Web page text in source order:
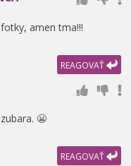
amen tma!!!
REAGOVAŤ
😬
REAGOVAŤ